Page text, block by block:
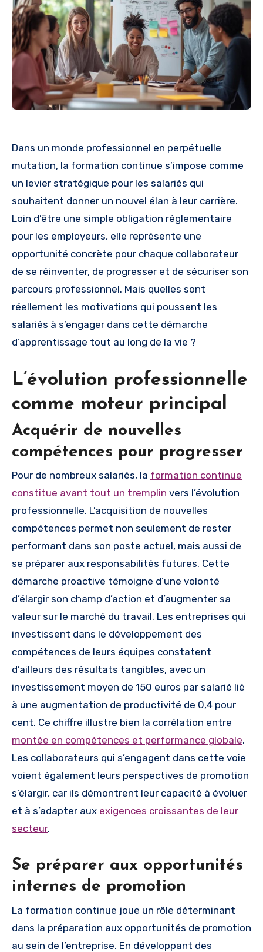
Dans un monde professionnel en perpétuelle
mutation, la formation continue s’impose comme
un levier stratégique pour les salariés qui
souhaitent donner un nouvel élan à leur carrière.
Loin d’être une simple obligation réglementaire
pour les employeurs, elle représente une
opportunité concrète pour chaque collaborateur
de se réinventer, de progresser et de sécuriser son
parcours professionnel. Mais quelles sont
réellement les motivations qui poussent les
salariés à s’engager dans cette démarche
d’apprentissage tout au long de la vie ?
L’évolution professionnelle
comme moteur principal
Acquérir de nouvelles
compétences pour progresser
Pour de nombreux salariés, la formation continue
constitue avant tout un tremplin vers l’évolution
professionnelle. L’acquisition de nouvelles
compétences permet non seulement de rester
performant dans son poste actuel, mais aussi de
se préparer aux responsabilités futures. Cette
démarche proactive témoigne d’une volonté
d’élargir son champ d’action et d’augmenter sa
valeur sur le marché du travail. Les entreprises qui
investissent dans le développement des
compétences de leurs équipes constatent
d’ailleurs des résultats tangibles, avec un
investissement moyen de 150 euros par salarié lié
à une augmentation de productivité de 0,4 pour
cent. Ce chiffre illustre bien la corrélation entre
montée en compétences et performance globale.
Les collaborateurs qui s’engagent dans cette voie
voient également leurs perspectives de promotion
s’élargir, car ils démontrent leur capacité à évoluer
et à s’adapter aux exigences croissantes de leur
secteur.
Se préparer aux opportunités
internes de promotion
La formation continue joue un rôle déterminant
dans la préparation aux opportunités de promotion
au sein de l’entreprise. En développant des